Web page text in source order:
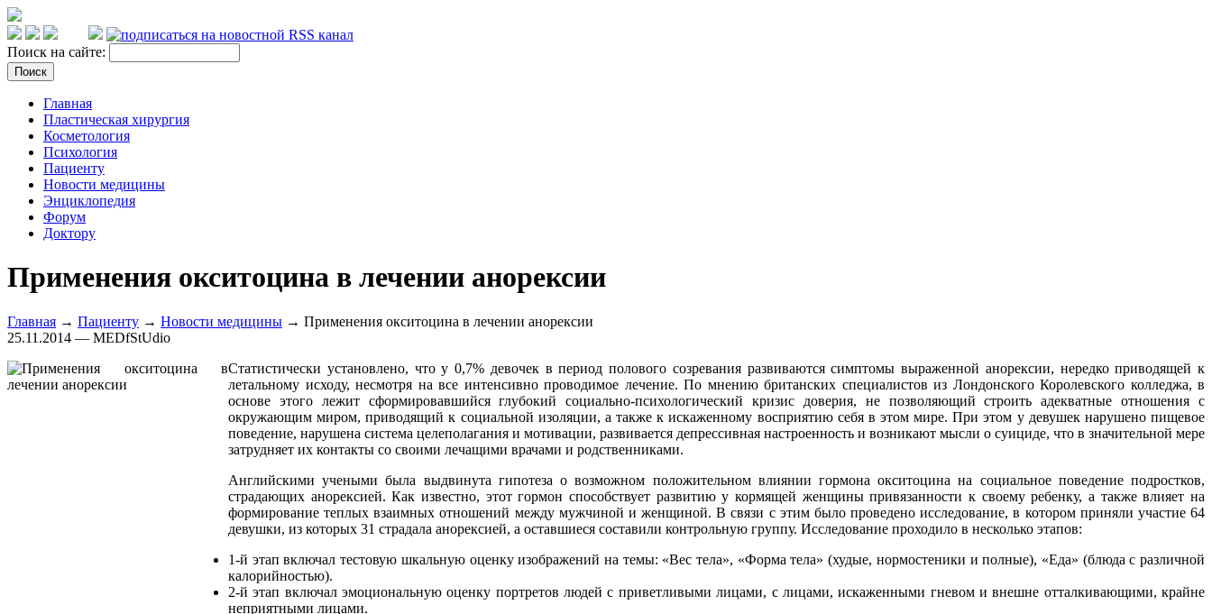
Поиск на сайте:
Главная
Пластическая хирургия
Косметология
Психология
Пациенту
Новости медицины
Энциклопедия
Форум
Доктору
Применения окситоцина в лечении анорексии
Главная → Пациенту → Новости медицины → Применения окситоцина в лечении анорексии
25.11.2014 — MEDfStUdio
Статистически установлено, что у 0,7% девочек в период полового созревания развиваются симптомы выраженной анорексии, нередко приводящей к
летальному исходу, несмотря на все интенсивно проводимое лечение. По мнению британских специалистов из Лондонского Королевского колледжа, в
основе этого лежит сформировавшийся глубокий социально-психологический кризис доверия, не позволяющий строить адекватные отношения с
окружающим миром, приводящий к социальной изоляции, а также к искаженному восприятию себя в этом мире. При этом у девушек нарушено пищевое
поведение, нарушена система целеполагания и мотивации, развивается депрессивная настроенность и возникают мысли о суициде, что в значительной мере
затрудняет их контакты со своими лечащими врачами и родственниками.
Английскими учеными была выдвинута гипотеза о возможном положительном влиянии гормона окситоцина на социальное поведение подростков,
страдающих анорексией. Как известно, этот гормон способствует развитию у кормящей женщины привязанности к своему ребенку, а также влияет на
формирование теплых взаимных отношений между мужчиной и женщиной. В связи с этим было проведено исследование, в котором приняли участие 64
девушки, из которых 31 страдала анорексией, а оставшиеся составили контрольную группу. Исследование проходило в несколько этапов:
1-й этап включал тестовую шкальную оценку изображений на темы: «Вес тела», «Форма тела» (худые, нормостеники и полные), «Еда» (блюда с различной
калорийностью).
2-й этап включал эмоциональную оценку портретов людей с приветливыми лицами, с лицами, искаженными гневом и внешне отталкивающими, крайне
неприятными лицами.